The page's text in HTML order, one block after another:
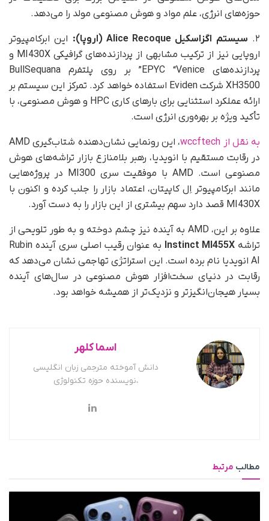
حوزه‌های انرژی، علم مواد و هوش مصنوعی مولد را می‌دهد.
۲. سیستم اگزاسکیل Alice Recoque (اروپا):
این ابرکامپیوتر
اروپایی نیز از ترکیب مشابهی از پردازنده‌های گرافیکی MI430X و
پردازنده‌های EPYC “Venice” بر روی پلتفرم BullSequana
XH3500 شرکت Eviden استفاده خواهد کرد. تمرکز این سیستم بر
ارائه عملکرد استثنایی برای بارهای کاری HPC و هوش مصنوعی، با
تأکید ویژه بر بهره‌وری انرژی است.
به نقل از wccftech
، این رونمایی نشان‌دهنده شتاب‌گیری AMD
در رقابت مستقیم با انویدیا، رهبر بلامنازع بازار تراشه‌های هوش
مصنوعی است. AMD با موفقیت سری MI300 در پروژه‌هایی
مانند ابرکامپیوتر اِل کاپیتان، اعتماد بازار را جلب کرده و اکنون با
MI430X قصد دارد سهم بیشتری از این بازار را به دست آورد.
علاوه بر این، AMD به آینده نیز چشم دوخته و به طور تلویحی از
تراشه Instinct MI455X
به عنوان رقیب اصلی سری آینده Rubin
AI انویدیا نام برده است. این استراتژی تهاجمی نشان می‌دهد که
رقابت در دنیای سخت‌افزار هوش مصنوعی در سال‌های آینده
بسیار هیجان‌انگیزتر و نزدیک‌تر از همیشه خواهد بود.
اسما کلهر
دانش آموخته مترجمی زبان انگلیسی
،نویسنده حوزه تکنولوژی
مطالب مرتبط